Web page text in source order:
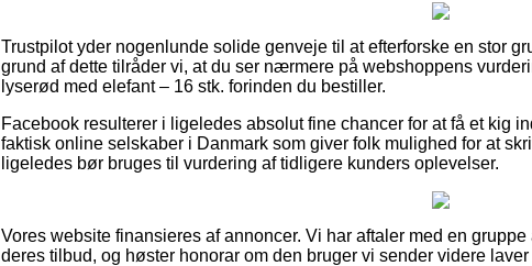
Trustpilot yder nogenlunde solide genveje til at efterforske en stor
grund af dette tilråder vi, at du ser nærmere på webshoppens
lyserød med elefant – 16 stk. forinden du bestiller.
Facebook resulterer i ligeledes absolut fine chancer for at få et kig
faktisk online selskaber i Danmark som giver folk mulighed for at
ligeledes bør bruges til vurdering af tidligere kunders oplevelser.
Vores website finansieres af annoncer. Vi har aftaler med en
deres tilbud, og høster honorar om den bruger vi sender videre